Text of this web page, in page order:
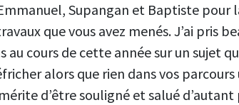
Supangan et Baptiste pour
que vous avez menés. J’ai pris
au cours de cette année sur un sujet
alors que rien dans vos
d’être souligné et salué d’autant